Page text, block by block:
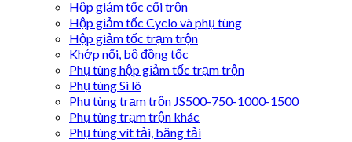
Hộp giảm tốc cối trộn
Hộp giảm tốc Cyclo và phụ tùng
Hộp giảm tốc trạm trộn
Khớp nối, bộ đồng tốc
Phụ tùng hộp giảm tốc trạm trộn
Phụ tùng Si lô
Phụ tùng trạm trộn JS500-750-1000-1500
Phụ tùng trạm trộn khác
Phụ tùng vít tải, băng tải